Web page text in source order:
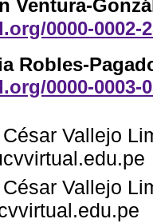
Ventura-
0000-0002-
Robles-
0000-0003-
Vallejo
Vallejo